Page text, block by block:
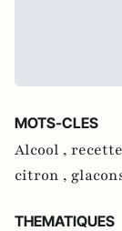
MOTS-CLES
Alcool ,
citron ,
THEMATIQUES